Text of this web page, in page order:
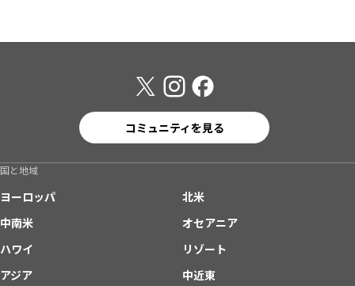
コミュニティを見る
国と地域
ヨーロッパ
北米
中南米
オセアニア
ハワイ
リゾート
アジア
中近東